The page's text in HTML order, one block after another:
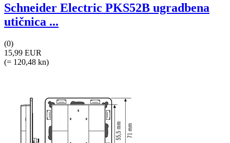
Schneider Electric PKS52B ugradbena
utičnica ...
(0)
15,99 EUR
(= 120,48 kn)